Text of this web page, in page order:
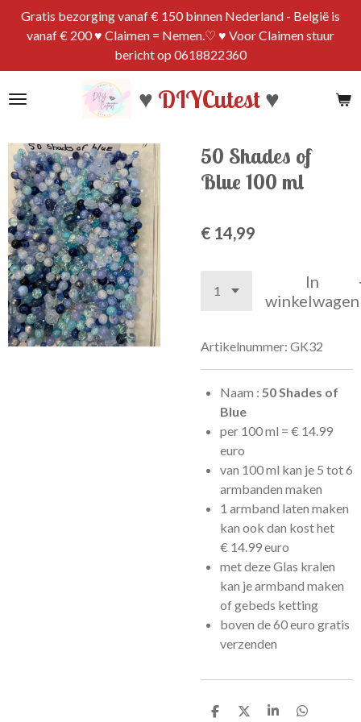
Ga
direct
de
hoofdinhoud
♥ DIYCutest♥
Gratis bezorging vanaf € 150 binnen Nederland - België is
vanaf € 200 ♥ Claimen = Nemen.♡ ♥ Voor Claimen stuur
bericht op 0618822360
50 Shades of
Blue 100 ml
€ 14,99
In
winkelwagen
Artikelnummer: GK32
Naam : 50 Shades of
Blue
per 100 ml = € 14.99
euro
van 100 ml kan je 5 tot 6
armbanden maken
1 armband laten maken
kan ook dan kost het
€ 14.99 euro
met deze Glas kralen
kan je armband maken
of gebeds ketting
boven de 60 euro gratis
verzenden
D
D
S
D